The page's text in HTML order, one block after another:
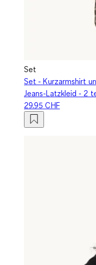
Set
Set - Kurzarmshirt
Jeans-Latzkleid - 2
29.95 CHF